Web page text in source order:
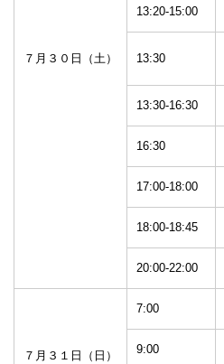
７月３０日（土）
13:20-15:00
13:30
13:30-16:30
16:30
17:00-18:00
18:00-18:45
20:00-22:00
７月３１日（日）
7:00
9:00